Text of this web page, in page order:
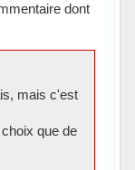
dont
mais c'est
que de